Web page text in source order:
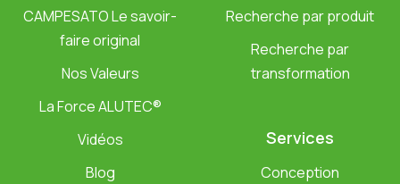
CAMPESATO Le savoir-
faire original
Nos Valeurs
La Force ALUTEC®
Vidéos
Blog
Recherche par produit
Recherche par
transformation
Services
Conception